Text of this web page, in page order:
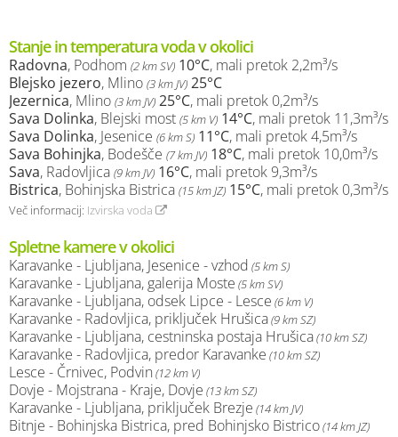
Stanje in temperatura voda v okolici
Radovna, Podhom (2 km SV) 10°C, mali pretok 2,2m³/s
Blejsko jezero, Mlino (3 km JV) 25°C
Jezernica, Mlino (3 km JV) 25°C, mali pretok 0,2m³/s
Sava Dolinka, Blejski most (5 km V) 14°C, mali pretok 11,3m³/s
Sava Dolinka, Jesenice (6 km S) 11°C, mali pretok 4,5m³/s
Sava Bohinjka, Bodešče (7 km JV) 18°C, mali pretok 10,0m³/s
Sava, Radovljica (9 km JV) 16°C, mali pretok 9,3m³/s
Bistrica, Bohinjska Bistrica (15 km JZ) 15°C, mali pretok 0,3m³/s
Več informacij: Izvirska voda
Spletne kamere v okolici
Karavanke - Ljubljana, Jesenice - vzhod (5 km S)
Karavanke - Ljubljana, galerija Moste (5 km SV)
Karavanke - Ljubljana, odsek Lipce - Lesce (6 km V)
Karavanke - Radovljica, priključek Hrušica(9 km SZ)
Karavanke - Ljubljana, cestninska postaja Hrušica(10 km SZ)
Karavanke - Radovljica, predor Karavanke (10 km SZ)
Lesce - Črnivec, Podvin (12 km V)
Dovje - Mojstrana - Kraje, Dovje (13 km SZ)
Karavanke - Ljubljana, priključek Brezje (14 km JV)
Bitnje - Bohinjska Bistrica, pred Bohinjsko Bistrico(14 km JZ)